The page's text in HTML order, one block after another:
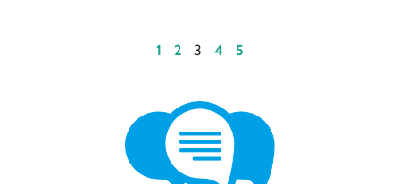
1 2 3 4 5